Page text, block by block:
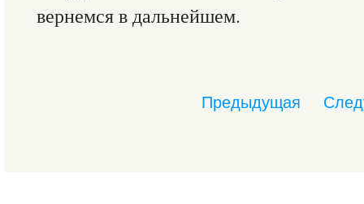
вернемся в дальнейшем.
Предыдущая